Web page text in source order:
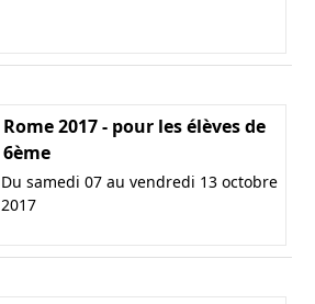
Rome 2017 - pour les élèves de
6ème
Du samedi 07 au vendredi 13 octobre
2017